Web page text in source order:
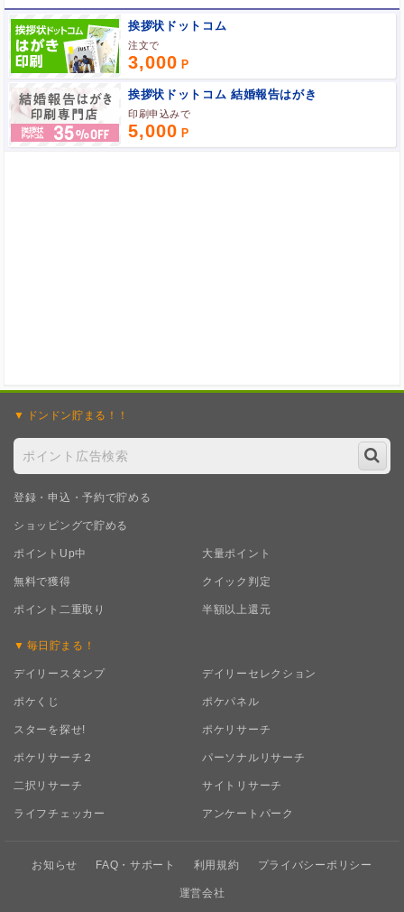
ポイント広告に関するFAQはこちら
挨拶状ドットコム
注文で
3,000
挨拶状ドットコム 結婚報告はがき
印刷申込みで
5,000
ドンドン貯まる！！
登録・申込・予約で貯める
ショッピングで貯める
ポイントUp中 大量ポイント
無料で獲得 クイック判定
ポイント二重取り 半額以上還元
毎日 貯まる！
デイリースタンプ デイリーセレクション
ポケくじ ポケパネル
スターを探せ! ポケリサーチ
ポケリサーチ２ パーソナルリサーチ
二択リサーチ サイトリサーチ
ライフチェッカー アンケートパーク
お知らせ FAQ・サポート 利用規約 プライバシーポリシー
運営会社